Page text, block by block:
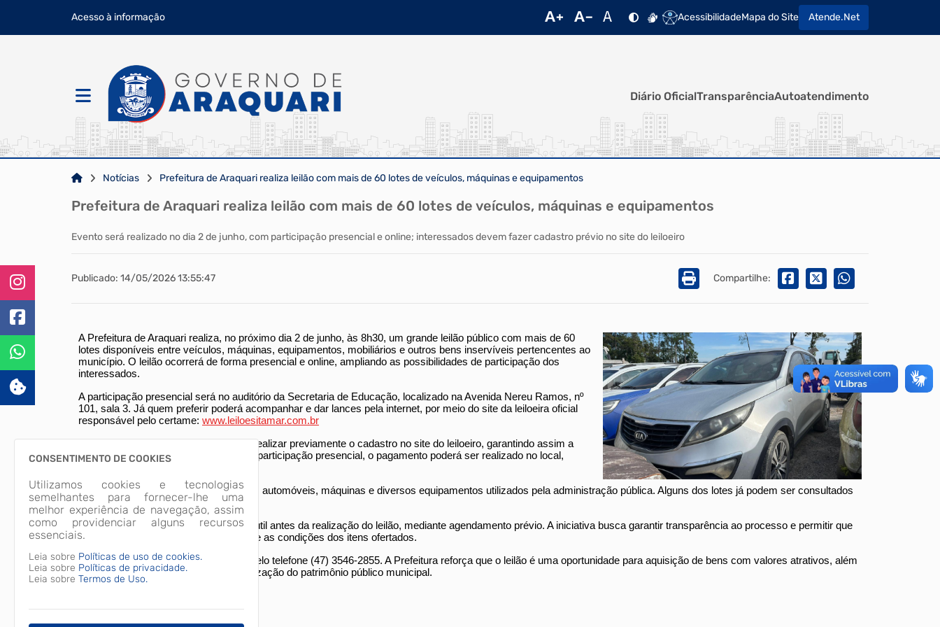
Acesso à informação AcessibilidadeMapa do Site Atende.Net
Diário OficialTransparênciaAutoatendimento
Notícias Prefeitura de Araquari realiza leilão com mais de 60 lotes de veículos, máquinas e equipamentos
Prefeitura de Araquari realiza leilão com mais de 60 lotes de veículos, máquinas e equipamentos
Evento será realizado no dia 2 de junho, com participação presencial e online; interessados devem fazer cadastro prévio no site do leiloeiro
Publicado: 14/05/2026 13:55:47 Compartilhe:
A Prefeitura de Araquari realiza, no próximo dia 2 de junho, às 8h30, um grande leilão público com mais de 60
lotes disponíveis entre veículos, máquinas, equipamentos, mobiliários e outros bens inservíveis pertencentes ao
município. O leilão ocorrerá de forma presencial e online, ampliando as possibilidades de participação dos
interessados.
A participação presencial será no auditório da Secretaria de Educação, localizado na Avenida Nereu Ramos, nº
101, sala 3. Já quem preferir poderá acompanhar e dar lances pela internet, por meio do site da leiloeira oficial
responsável pelo certame: www.leiloesitamar.com.br
Os interessados em participar devem realizar previamente o cadastro no site do leiloeiro, garantindo assim a
habilitação para os lances. No caso de participação presencial, o pagamento poderá ser realizado no local,
Entre os itens disponíveis estão ônibus, automóveis, máquinas e diversos equipamentos utilizados pela administração pública. Alguns dos lotes já podem ser consultados
na plataforma online.
Os bens poderão ser visitados um dia útil antes da realização do leilão, mediante agendamento prévio. A iniciativa busca garantir transparência ao processo e permitir que
os participantes conheçam previamente as condições dos itens ofertados.
Mais informações podem ser obtidas pelo telefone (47) 3546-2855. A Prefeitura reforça que o leilão é uma oportunidade para aquisição de bens com valores atrativos, além
de contribuir para a renovação e organização do patrimônio público municipal.
CONSENTIMENTO DE COOKIES
Utilizamos cookies e tecnologias
semelhantes para fornecer-lhe uma
melhor experiência de navegação, assim
como providenciar alguns recursos
essenciais.
Leia sobre Políticas de uso de cookies.
Leia sobre Políticas de privacidade.
Leia sobre Termos de Uso.